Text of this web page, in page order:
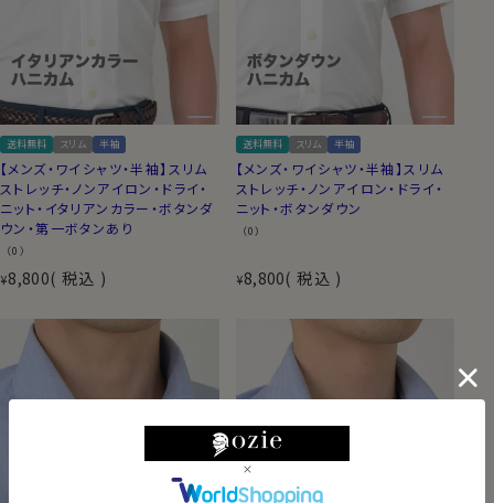
送料無料 スリム 半袖
【メンズ・ワイシャツ・半袖】スリム
ストレッチ・ノンアイロン・ドライ・
ニット・イタリアンカラー・ボタンダ
ウン・第一ボタンあり
（0）
¥8,800 税込
送料無料 スリム 半袖
【メンズ・ワイシャツ・半袖】スリム
ストレッチ・ノンアイロン・ドライ・
ニット・ボタンダウン
（0）
¥8,800 税込